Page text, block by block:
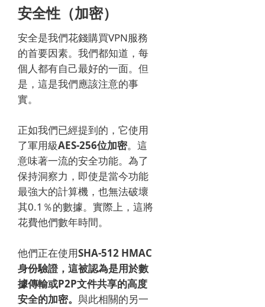
安全性（加密）
安全是我們花錢購買VPN服務
的首要因素。 我們都知道，每
個人都有自己最好的一面。 但
是，這是我們應該注意的事
實。
正如我們已經提到的，它使用
了軍用級AES-256位加密。 這
意味著一流的安全功能。 為了
保持洞察力，即使是當今功能
最強大的計算機，也無法破壞
其0.1％的數據。 實際上，這將
花費他們數年時間。
他們正在使用SHA-512 HMAC
身份驗證，這被認為是用於數
據傳輸或P2P文件共享的高度
安全的加密。 與此相關的另一